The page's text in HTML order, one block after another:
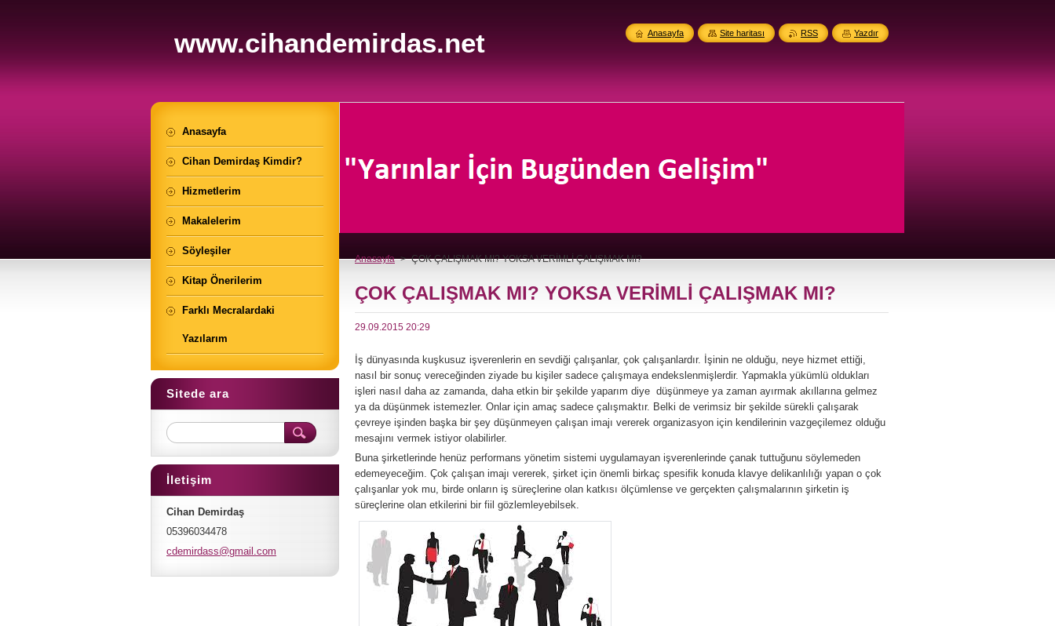
www.cihandemirdas.net
Anasayfa > ÇOK ÇALIŞMAK MI? YOKSA VERİMLİ ÇALIŞMAK MI?
ÇOK ÇALIŞMAK MI? YOKSA VERİMLİ ÇALIŞMAK MI?
29.09.2015 20:29
İş dünyasında kuşkusuz işverenlerin en sevdiği çalışanlar, çok çalışanlardır. İşinin ne olduğu, neye hizmet ettiği,
nasıl bir sonuç vereceğinden ziyade bu kişiler sadece çalışmaya endekslenmişlerdir. Yapmakla yükümlü oldukları
işleri nasıl daha az zamanda, daha etkin bir şekilde yaparım diye düşünmeye ya zaman ayırmak akıllarına gelmez
ya da düşünmek istemezler. Onlar için amaç sadece çalışmaktır. Belki de verimsiz bir şekilde sürekli çalışarak
çevreye işinden başka bir şey düşünmeyen çalışan imajı vererek organizasyon için kendilerinin vazgeçilemez olduğu
mesajını vermek istiyor olabilirler.
Buna şirketlerinde henüz performans yönetim sistemi uygulamayan işverenlerinde çanak tuttuğunu söylemeden
edemeyeceğim. Çok çalışan imajı vererek, şirket için önemli birkaç spesifik konuda klavye delikanlılığı yapan o çok
çalışanlar yok mu, birde onların iş süreçlerine olan katkısı ölçümlense ve gerçekten çalışmalarının şirketin iş
süreçlerine olan etkilerini bir fiil gözlemleyebilsek.
Anasayfa
Cihan Demirdaş Kimdir?
Hizmetlerim
Makalelerim
Söyleşiler
Kitap Önerilerim
Farklı Mecralardaki
Yazılarım
Sitede ara
İletişim
Cihan Demirdaş
05396034478
cdemirdass@gmail .com
Anasayfa Site haritası RSS Yazdır